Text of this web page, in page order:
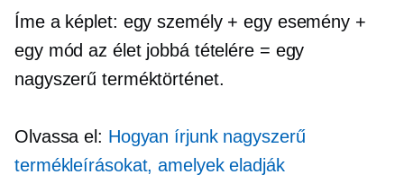
Íme a képlet: egy személy + egy esemény +
egy mód az élet jobbá tételére = egy
nagyszerű terméktörténet.
Olvassa el: Hogyan írjunk nagyszerű
termékleírásokat, amelyek eladják